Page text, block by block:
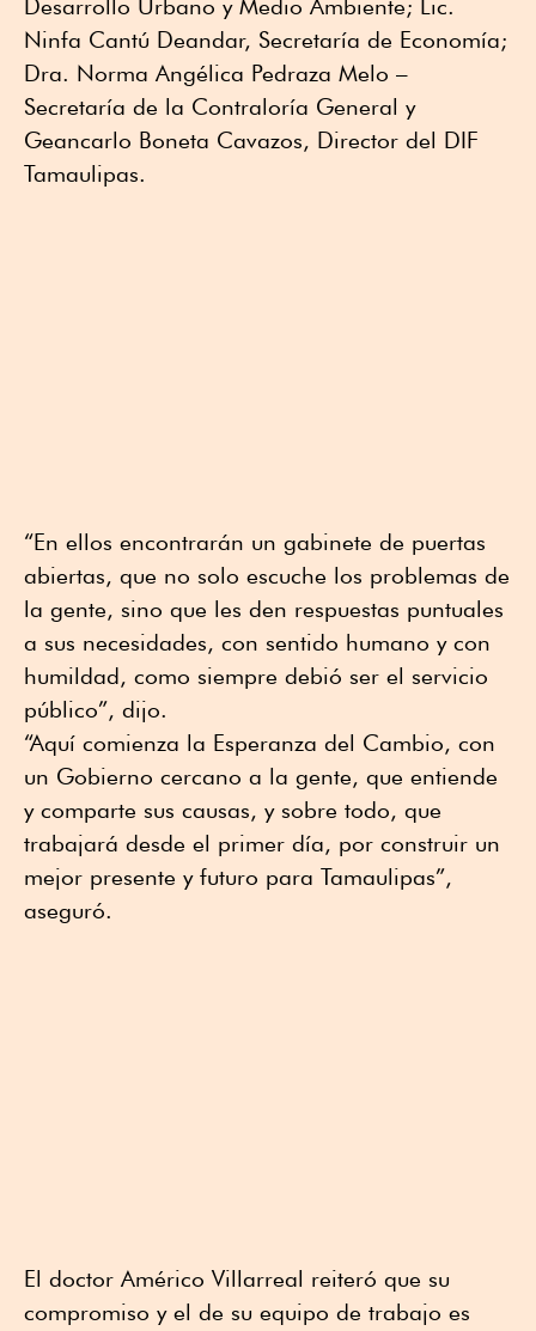
Desarrollo Urbano y Medio Ambiente; Lic.
Ninfa Cantú Deandar, Secretaría de Economía;
Dra. Norma Angélica Pedraza Melo –
Secretaría de la Contraloría General y
Geancarlo Boneta Cavazos, Director del DIF
Tamaulipas.
“En ellos encontrarán un gabinete de puertas
abiertas, que no solo escuche los problemas de
la gente, sino que les den respuestas puntuales
a sus necesidades, con sentido humano y con
humildad, como siempre debió ser el servicio
público”, dijo.
“Aquí comienza la Esperanza del Cambio, con
un Gobierno cercano a la gente, que entiende
y comparte sus causas, y sobre todo, que
trabajará desde el primer día, por construir un
mejor presente y futuro para Tamaulipas”,
aseguró.
El doctor Américo Villarreal reiteró que su
compromiso y el de su equipo de trabajo es